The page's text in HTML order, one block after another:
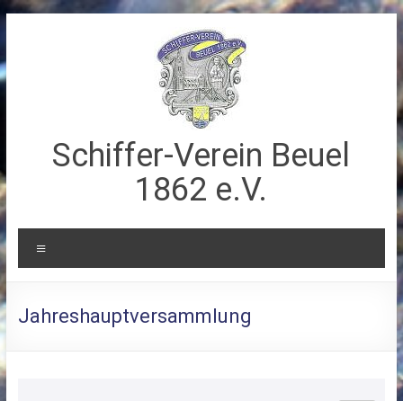
Zum
Schiffer-Verein Beuel
1862 e.V.
Jahreshauptversammlung